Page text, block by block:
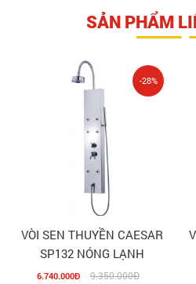
SẢN PHẨM
VÒI SEN THUYỀN CAESAR
SP132 NÓNG LẠNH
6.740.000Đ 9.350.000Đ
-28%